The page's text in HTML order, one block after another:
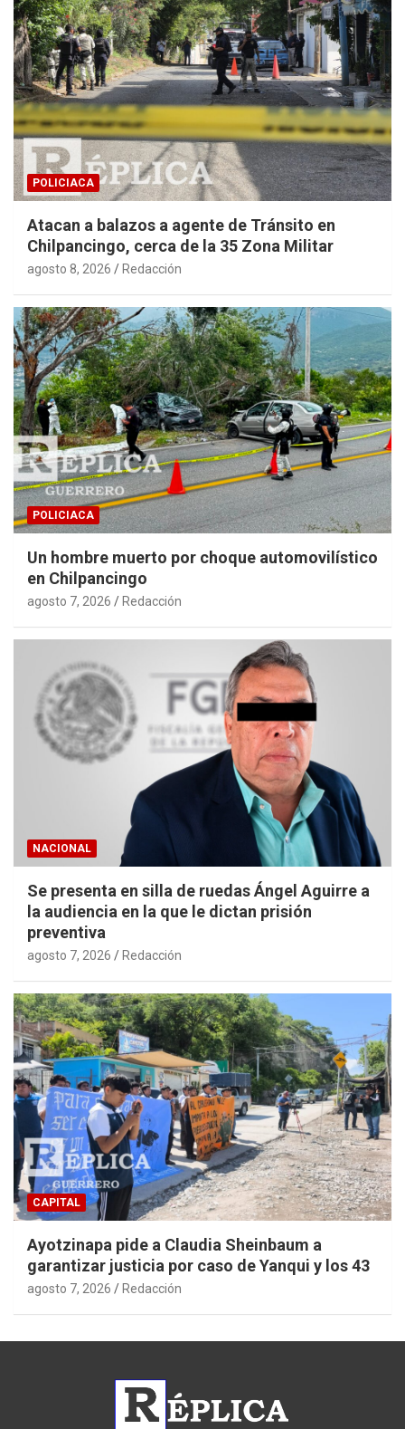
POLICIACA
Atacan a balazos a agente de Tránsito en
Chilpancingo, cerca de la 35 Zona Militar
agosto 8, 2026 Redacción
POLICIACA
Un hombre muerto por choque automovilístico
en Chilpancingo
agosto 7, 2026 Redacción
NACIONAL
Se presenta en silla de ruedas Ángel Aguirre a
la audiencia en la que le dictan prisión
preventiva
agosto 7, 2026 Redacción
CAPITAL
Ayotzinapa pide a Claudia Sheinbaum a
garantizar justicia por caso de Yanqui y los 43
agosto 7, 2026 Redacción